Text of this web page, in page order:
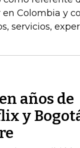
Colombia y
servicios,
años de
y